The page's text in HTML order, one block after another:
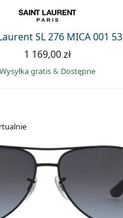
SL 276 MICA 001 53
1 169,00 zł
Wysyłka gratis& Dostępne